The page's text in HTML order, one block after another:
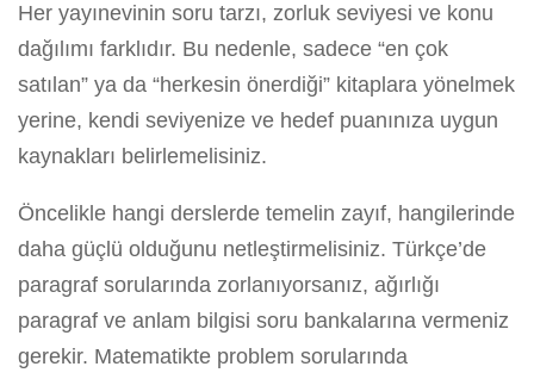
Her yayınevinin soru tarzı, zorluk seviyesi ve konu
dağılımı farklıdır. Bu nedenle, sadece “en çok
satılan” ya da “herkesin önerdiği” kitaplara yönelmek
yerine, kendi seviyenize ve hedef puanınıza uygun
kaynakları belirlemelisiniz.
Öncelikle hangi derslerde temelin zayıf, hangilerinde
daha güçlü olduğunu netleştirmelisiniz. Türkçe’de
paragraf sorularında zorlanıyorsanız, ağırlığı
paragraf ve anlam bilgisi soru bankalarına vermeniz
gerekir. Matematikte problem sorularında